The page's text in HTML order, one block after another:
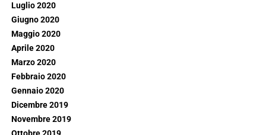
Luglio 2020
Giugno 2020
Maggio 2020
Aprile 2020
Marzo 2020
Febbraio 2020
Gennaio 2020
Dicembre 2019
Novembre 2019